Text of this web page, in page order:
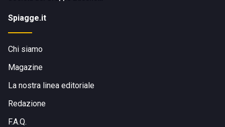
Spiagge.it
Chi siamo
Magazine
La nostra linea editoriale
Redazione
F.A.Q.